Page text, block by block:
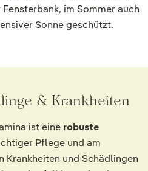
im Sommer auch
Sonne geschützt.
& Krankheiten
ist eine robuste
Pflege und am
Krankheiten und Schädlingen